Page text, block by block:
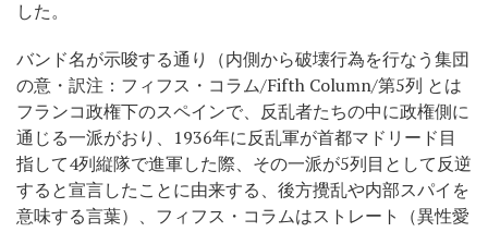
した。
バンド名が示唆する通り（内側から破壊行為を行なう集団
の意・訳注：フィフス・コラム/Fifth Column/第5列 とは
フランコ政権下のスペインで、反乱者たちの中に政権側に
通じる一派がおり、1936年に反乱軍が首都マドリード目
指して4列縦隊で進軍した際、その一派が5列目として反逆
すると宣言したことに由来する、後方攪乱や内部スパイを
意味する言葉）、フィフス・コラムはストレート（異性愛